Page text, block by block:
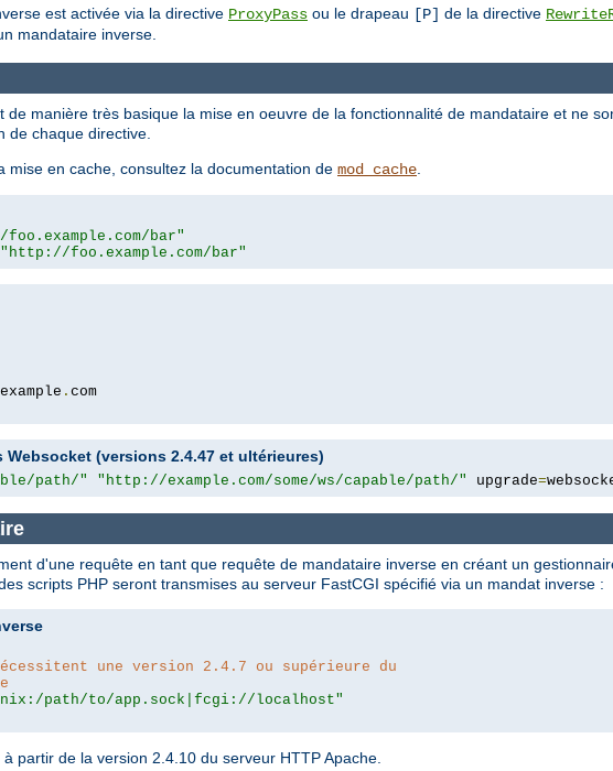
est activée via la directive ProxyPass ou le drapeau [P] de la directive
mandataire inverse.
de manière très basique la mise en oeuvre de la fonctionnalité de mandataire et ne
de chaque directive.
mise en cache, consultez la documentation de mod_cache
bar"
"http://foo.example.com/bar"
example .
(versions 2.4.47 et ultérieures)
path/" "http://example.com/some/ws/capable/path/" upgrade=
d'une requête en tant que requête de mandataire inverse en créant un
scripts PHP seront transmises au serveur FastCGI spécifié via un mandat inverse :
une version 2.4.7 ou supérieure du
path/to/app.sock|fcgi://localhost"
partir de la version 2.4.10 du serveur HTTP Apache.